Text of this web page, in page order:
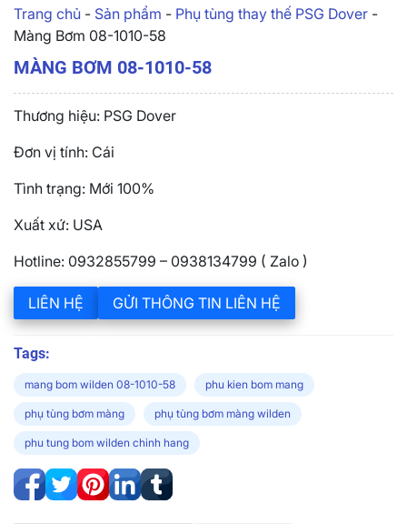
Trang chủ - Sản phẩm - Phụ tùng thay thế PSG Dover -
Màng Bơm 08-1010-58
MÀNG BƠM 08-1010-58
Thương hiệu: PSG Dover
Đơn vị tính: Cái
Tình trạng: Mới 100%
Xuất xứ: USA
Hotline: 0932855799 – 0938134799 ( Zalo )
LIÊN HỆ GỬI THÔNG TIN LIÊN HỆ
Tags:
mang bom wilden 08-1010-58 phu kien bom mang
phụ tùng bơm màng phụ tùng bơm màng wilden
phu tung bom wilden chinh hang